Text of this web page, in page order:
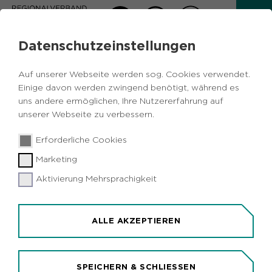
Datenschutzeinstellungen
Auf unserer Webseite werden sog. Cookies verwendet.
Einige davon werden zwingend benötigt, während es
uns andere ermöglichen, Ihre Nutzererfahrung auf
unserer Webseite zu verbessern.
Erforderliche Cookies
Marketing
Aktivierung Mehrsprachigkeit
ALLE AKZEPTIEREN
SPEICHERN & SCHLIESSEN
AKTUELLES
Zurück
Duisburg
Vollmondwanderung im
Landschaftspark Duisburg-Nord
Duisburg (idr). Nur keine Angst im Dunkeln: Zu
einer Vollmondwanderung im Landschaftspark
Die Teilnehmer der zweistündigen Exkursion